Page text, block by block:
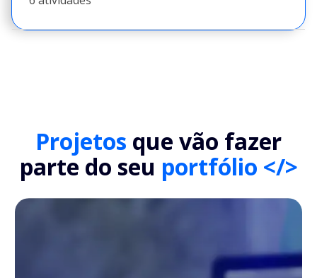
Projetos que vão fazer
parte do seu portfólio </>